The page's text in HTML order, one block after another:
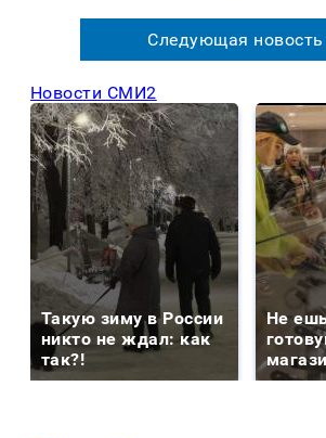
Следующая новость
Новости СМИ2
Такую зиму в России
никто не ждал: как
так?!
Не